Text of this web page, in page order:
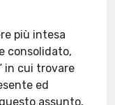
più intesa
consolidato,
in cui trovare
ed
assunto,